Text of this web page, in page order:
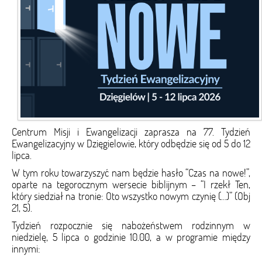
Centrum Misji i Ewangelizacji zaprasza na 77. Tydzień
Ewangelizacyjny w Dzięgielowie, który odbędzie się od 5 do 12
lipca.
W tym roku towarzyszyć nam będzie hasło “Czas na nowe!”,
oparte na tegorocznym wersecie biblijnym – “I rzekł Ten,
który siedział na tronie: Oto wszystko nowym czynię (…)” (Obj
21, 5).
Tydzień rozpocznie się nabożeństwem rodzinnym w
niedzielę, 5 lipca o godzinie 10.00, a w programie między
innymi: